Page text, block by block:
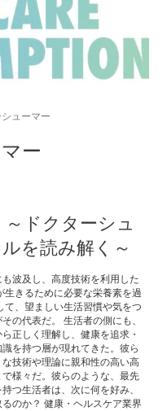
ューマー
ー
ドクターシュ
を読み解く～
波及し、高度技術を利用した
生きるために必要な栄養素を過
、望ましい生活習慣や気をつ
の代表だ。 生活者の側にも、
正しく理解し、健康を追求・
を持つ層が現れてきた。彼ら
技術や理論に親和性の高い高
様々だ。彼らのような、最先
つ生活者は、次に何を好み、
のか？ 健康・ヘルスケア業界